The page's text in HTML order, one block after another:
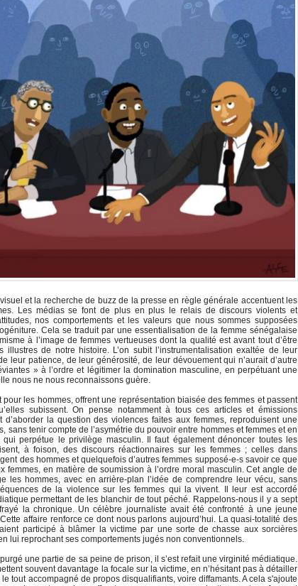
et la recherche de buzz de la presse en règle générale accentuent les
Les médias se font de plus en plus le relais de discours violents et
nos comportements et les valeurs que nous sommes supposées
Cela se traduit par une essentialisation de la femme sénégalaise
à l’image de femmes vertueuses dont la qualité est avant tout d’être
de notre histoire. L’on subit l’instrumentalisation exaltée de leur
leur patience, de leur générosité, de leur dévouement qui n’aurait d’autre
» à l’ordre et légitimer la domination masculine, en perpétuant une
nous ne nous reconnaissons guère.
pour les hommes, offrent une représentation biaisée des femmes et passent
subissent. On pense notamment à tous ces articles et émissions
d’aborder la question des violences faites aux femmes, reproduisent une
sans tenir compte de l’asymétrie du pouvoir entre hommes et femmes et en
perpétue le privilège masculin. Il faut également dénoncer toutes les
à foison, des discours réactionnaires sur les femmes ; celles dans
des hommes et quelquefois d’autres femmes supposé-e-s savoir ce que
femmes, en matière de soumission à l’ordre moral masculin. Cet angle de
les hommes, avec en arrière-plan l’idée de comprendre leur vécu, sans
de la violence sur les femmes qui la vivent. Il leur est accordé
permettant de les blanchir de tout péché. Rappelons-nous il y a sept
la chronique. Un célèbre journaliste avait été confronté à une jeune
affaire renforce ce dont nous parlons aujourd’hui. La quasi-totalité des
participé à blâmer la victime par une sorte de chasse aux sorcières
lui reprochant ses comportements jugés non conventionnels.
une partie de sa peine de prison, il s’est refait une virginité médiatique.
souvent davantage la focale sur la victime, en n’hésitant pas à détailler
tout accompagné de propos disqualifiants, voire diffamants. A cela s'ajoute